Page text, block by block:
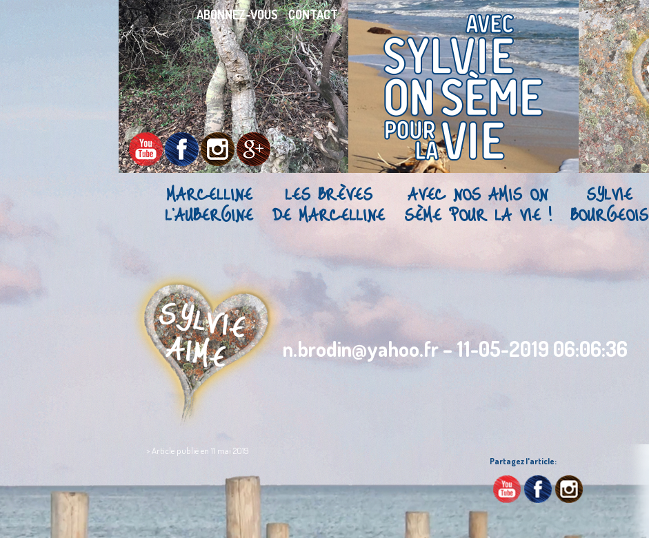
ABONNEZ-VOUS CONTACT
MARCELLINE
L’AUBERGINE
LES BRÈVES
DE MARCELLINE
AVEC NOS AMIS ON
SÈME POUR LA VIE !
SYLVIE
BOURGEOIS
n.brodin@yahoo.fr – 11-05-2019 06:06:36
> Article publié en 11 mai 2019
Partagez l'article: